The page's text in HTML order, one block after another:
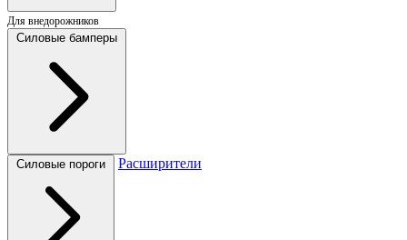
Для внедорожников
Силовые бамперы
Силовые пороги Расширители